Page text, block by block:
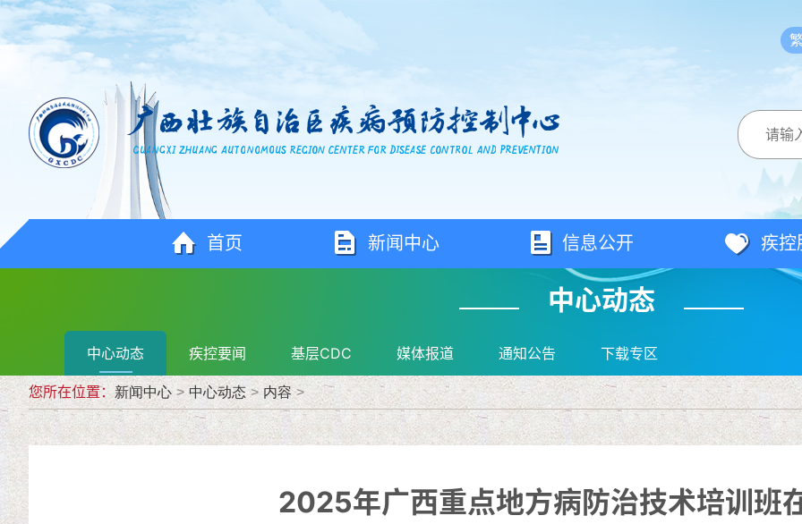
首页 新闻中心 信息公开 疾控
中心动态
中心动态 疾控要闻 基层CDC 媒体报道 通知公告 下载专区
您所在位置： 新闻中心 > 中心动态 > 内容 >
2025年广西重点地方病防治技术培训班